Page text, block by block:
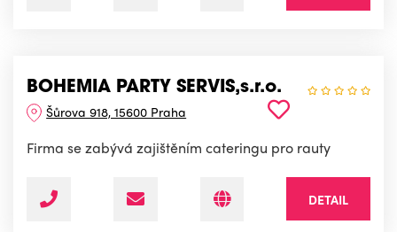
BOHEMIA PARTY SERVIS,s.r.o.
Šůrova 918, 15600 Praha
Firma se zabývá zajištěním cateringu pro rauty
DETAIL